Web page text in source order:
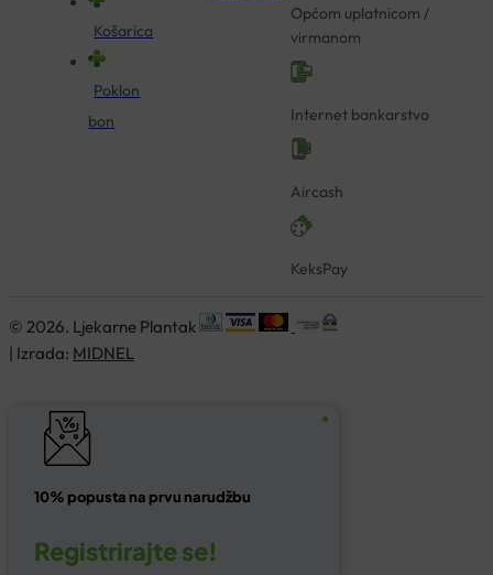
Košarica
Poklon
bon
Općom uplatnicom /
virmanom
Internet bankarstvo
Aircash
KeksPay
© 2026. Ljekarne Plantak
| Izrada: MIDNEL
10% popusta na prvu narudžbu
Registrirajte se!